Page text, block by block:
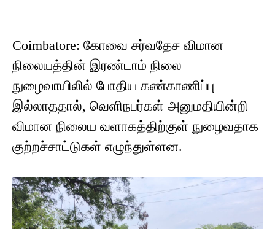
Coimbatore: கோவை சர்வதேச விமான
நிலையத்தின் இரண்டாம் நிலை
நுழைவாயிலில் போதிய கண்காணிப்பு
இல்லாததால், வெளிநபர்கள் அனுமதியின்றி
விமான நிலைய வளாகத்திற்குள் நுழைவதாக
குற்றச்சாட்டுகள் எழுந்துள்ளன.